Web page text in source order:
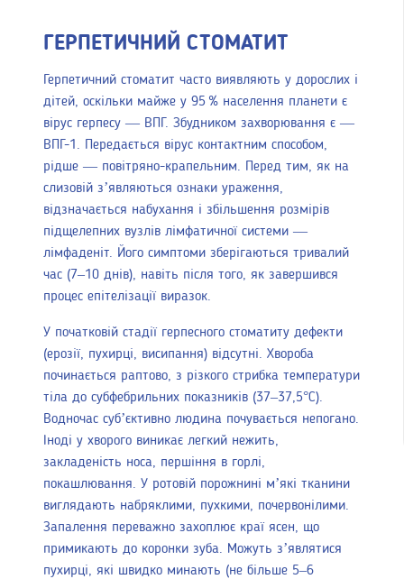
ГЕРПЕТИЧНИЙ СТОМАТИТ
Герпетичний стоматит часто виявляють у дорослих і
дітей, оскільки майже у 95 % населення планети є
вірус герпесу — ВПГ. Збудником захворювання є —
ВПГ-1. Передається вірус контактним способом,
рідше — повітряно-крапельним. Перед тим, як на
слизовій з’являються ознаки ураження,
відзначається набухання і збільшення розмірів
підщелепних вузлів лімфатичної системи —
лімфаденіт. Його симптоми зберігаються тривалий
час (7–10 днів), навіть після того, як завершився
процес епітелізації виразок.
У початковій стадії герпесного стоматиту дефекти
(ерозії, пухирці, висипання) відсутні. Хвороба
починається раптово, з різкого стрибка температури
тіла до субфебрильних показників (37–37,5°С).
Водночас суб’єктивно людина почувається непогано.
Іноді у хворого виникає легкий нежить,
закладеність носа, першіння в горлі,
покашлювання. У ротовій порожнині м’які тканини
виглядають набряклими, пухкими, почервонілими.
Запалення переважно захоплює краї ясен, що
примикають до коронки зуба. Можуть з’являтися
пухирці, які швидко минають (не більше 5–6